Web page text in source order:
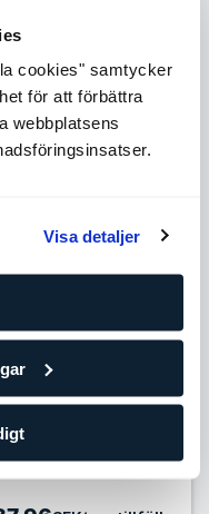
cookies" samtycker
för att förbättra
webbplatsens
Visa detaljer
hälsa och livsstil
och kunskap
det här paketet för